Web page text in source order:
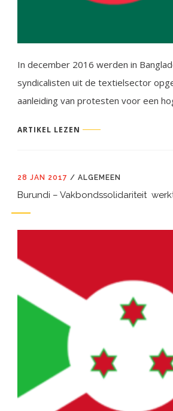
In december 2016 werden in
syndicalisten uit de tex­tielsector
aanleiding van protesten voor een
ARTIKEL LEZEN
28 JAN 2017 / ALGEMEEN
Burundi – Vakbondssolidariteit